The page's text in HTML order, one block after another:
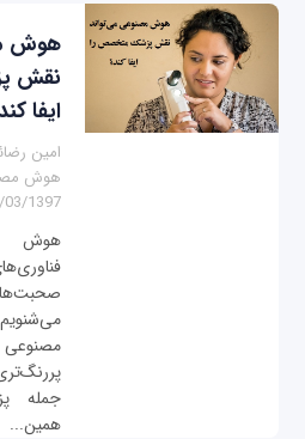
هوش
نقش
ایفا
امین
هوش
1397 - 12:20
هوش
جمله
همین...